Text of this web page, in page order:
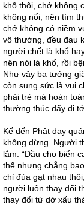
khổ thôi, chớ không
không nổi, nên tìm
chớ không có niềm
vô thường, đều đau
người chết là khổ
nên nói là khổ, rồi
Như vậy ba tướng
còn sung sức là vui
phải trẻ mà hoàn
thường thúc đẩy đi
Kế đến Phật dạy
không dừng. Người
lắm: “Dầu cho biển
thế nhưng chẳng
chỉ đùa gạt nhau
người luôn thay đổi
thay đổi từ dở xấu